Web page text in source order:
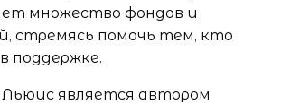
множество фондов и
стремясь помочь тем, кто
поддержке.
Льюис является автором